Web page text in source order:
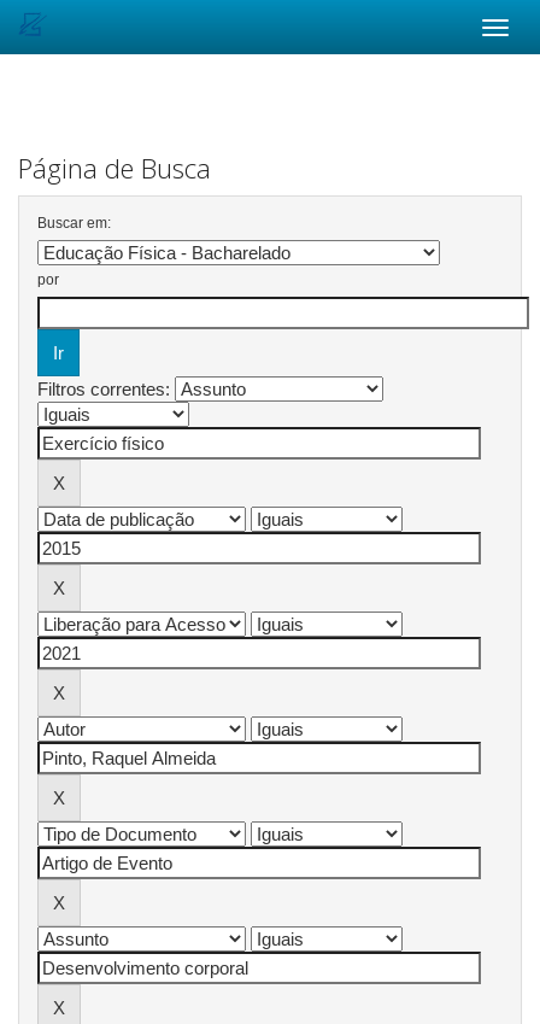
Página de Busca
Buscar em:
por
Filtros correntes: